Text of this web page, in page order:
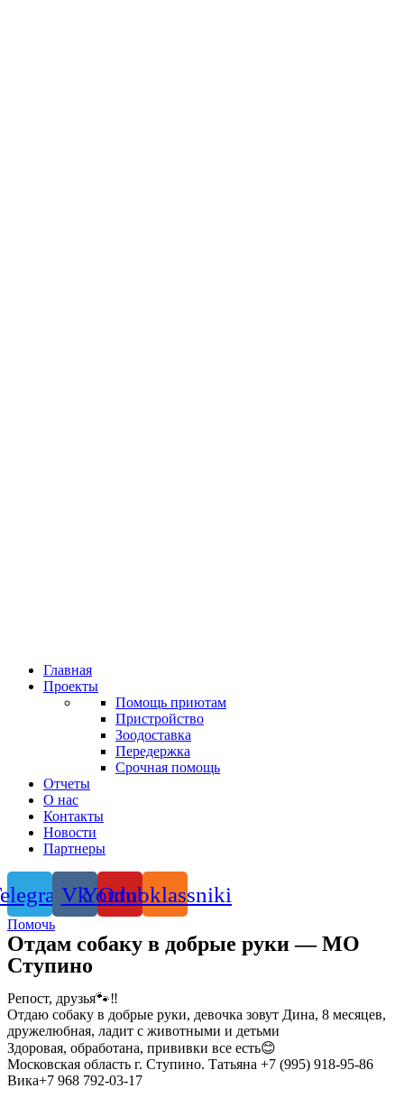
Главная
Проекты
Помощь приютам
Пристройство
Зоодоставка
Передержка
Срочная помощь
Отчеты
О нас
Контакты
Новости
Партнеры
VkYoutube
Odnoklassniki
Помочь
Отдам собаку в добрые руки — МО
Ступино
Репост, друзья🐾‼️
Отдаю собаку в добрые руки, девочка зовут Дина, 8 месяцев,
дружелюбная, ладит с животными и детьми
Здоровая, обработана, прививки все есть😊
Московская область г. Ступино. Татьяна +7 (995) 918-95-86
Вика+7 968 792-03-17